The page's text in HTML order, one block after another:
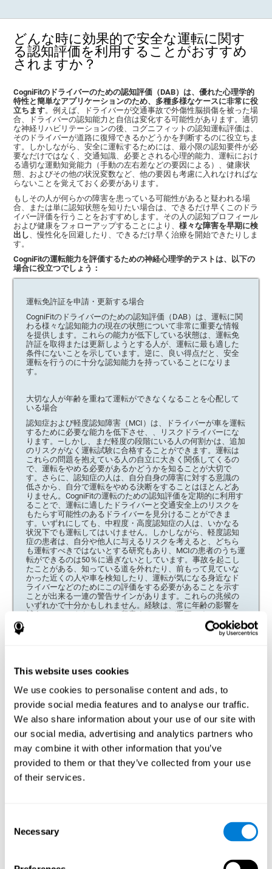
This website uses cookies
We use cookies to personalise content and ads, to
provide social media features and to analyse our traffic.
We also share information about your use of our site with
our social media, advertising and analytics partners who
may combine it with other information that you’ve
provided to them or that they’ve collected from your use
of their services.
Selection
Necessary
どんな時に効果的で安全な運転に関す
る認知評価を利用することがおすすめ
されますか？
CogniFitのドライバーのための認知評価（DAB）は、優れた心理学的
特性と簡単なアプリケーションのため、多種多様なケースに非常に役
立ちます。例えば、ドライバーが交通事故で外傷性脳損傷を被った場
合、ドライバーの認知能力と自信は変化する可能性があります。適切
な神経リハビリテーションの後、コグニフィットの認知運転評価は、
そのドライバーが道路に復帰できるかどうかを判断するのに役立ちま
す。しかしながら、安全に運転するためには、最小限の認知要件が必
要なだけではなく、交通知識、必要とされる心理的能力、運転におけ
る適切な運動知覚能力（手動の左右差などの要因による）、健康状
態、およびその他の状況変数など、他の要因も考慮に入れなければな
らないことを覚えておく必要があります。
もしその人が何らかの障害を患っている可能性があると疑われる場
合、または単に認知状態を知りたい場合は、できるだけ早くこのドラ
イバー評価を行うことをおすすめします。その人の認知プロフィール
および健康をフォローアップすることにより、様々な障害を早期に検
出し、慢性化を回避したり、できるだけ早く治療を開始できたりしま
す。
CogniFitの運転能力を評価するための神経心理学的テストは、以下の
場合に役立つでしょう：
運転免許証を申請・更新する場合
CogniFitのドライバーのための認知評価（DAB）は、運転に関
わる様々な認知能力の現在の状態について非常に重要な情報
を提供します。これらの能力が低下している状態は、運転免
許証を取得または更新しようとする人が、運転に最も適した
条件にないことを示しています。逆に、良い得点だと、安全
運転を行うのに十分な認知能力を持っていることになりま
す。
大切な人が年齢を重ねて運転ができなくなることを心配して
いる場合
認知症および軽度認知障害（MCI）は、ドライバーが車を運転
するために必要な能力を低下させ、、リスクドライバーにな
ります。―しかし、まだ軽度の段階にいる人の何割かは、追加
のリスクがなく運転試験に合格することができます。運転は
これらの問題を抱えている人の自立に大きく関係してくるの
で、運転をやめる必要があるかどうかを知ることが大切で
す。さらに、認知症の人は、自分自身の障害に対する意識の
低さから、自分で運転をやめる決断をすることはほとんどあ
りません。CogniFitの運転のための認知評価を定期的に利用す
ることで、運転に適したドライバーと交通安全上のリスクを
もたらす可能性のあるドライバーを見分けることができま
す。いずれにしても、中程度・高度認知症の人は、いかなる
状況下でも運転してはいけません。しかしながら、軽度認知
症の患者は、自分や他人に与えるリスクを考えると、どちら
も運転すべきではないとする研究もあり、MCIの患者のうち運
転ができるのは50％に過ぎないとしています。事故を起こし
たことがある、知っている道を外れたり、前もって見ていな
かった近くの人や車を検知したり、運転が気になる身近なド
ライバーなどのためにこの評価をする必要があることを示す
ことが出来る一連の警告サインがあります。これらの兆候の
いずれかで十分かもしれません。経験は、常に年齢の影響を
補うことはできないことに留意することが重要です。
など、様々な形で現れる可能性があります。脳損傷は、人々
の認知機能を軽度・重度の障害を引き起こす可能性がありま
す。多くの場合、これらの変化は、仕事、運転、衣服を着
る、お風呂に入るときなど、人々の日常生活の活動を妨げ
る、または、困難にします。運転の場合、ドライバーが運転
に要する認知能力を喪失したか、または低下させた場合、自
分自身または第三者に影響を及ぼす事故を引き起こすリスク
が飛躍的に増加します。場合によっては、適切な神経リハビ
リの後、運転するのに十分なレベルに回復します。しかしな
がら、十分に改善したかどうかを区別するために徹底した評
価を行うことが重要です。CogniFitのドライバーのための評価
バッテリーは運転に復帰できるかどうかの判断材料になりま
す。
ある場合に特に関係しています。この運転に関する評価は、
どのような認知側面（反応時間、分割的注意、計画性など）
す。